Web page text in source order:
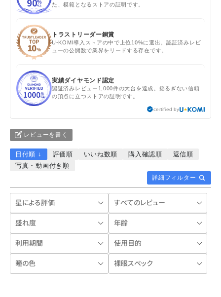
た、模範となるストアの証明です。
トラストリーダー銅賞
U-KOMI導入ストアの中で上位10%に選出。認証済みレビ
ューの公開数で業界をリードする存在です。
実績ダイヤモンド認定
認証済みレビュー1,000件の大台を達成。揺るぎない信頼
の頂点に立つストアの証明です。
certified by
レビューを書く
詳細フィルター
日付順 ↓ 評価順 いいね数順 購入確認順
返信順
写真・動画付き順